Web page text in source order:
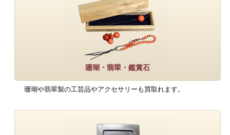
珊瑚・翡翠・鑑賞石
珊瑚や翡翠製の工芸品やアクセサリーも買取れます。